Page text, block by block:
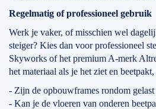
Regelmatig of professioneel gebruik
Werk je vaker, of misschien wel
steiger? Kies dan voor professioneel
Skyworks of het premium A-merk
het materiaal als je het ziet en
- Zijn de opbouwframes rondom gelast
- Kan je de vloeren van onderen